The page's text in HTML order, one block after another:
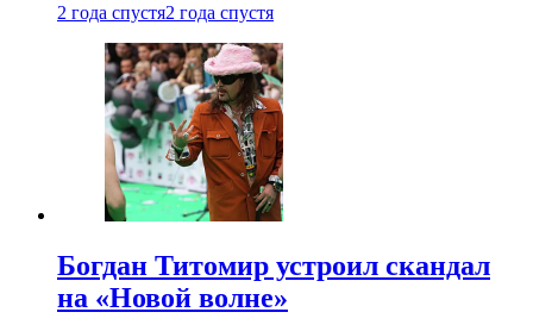
2 года спустя2 года спустя
Богдан Титомир устроил скандал
на «Новой волне»